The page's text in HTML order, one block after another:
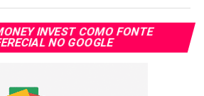
avançar na estratégia de
INVEST COMO FONTE
NO GOOGLE